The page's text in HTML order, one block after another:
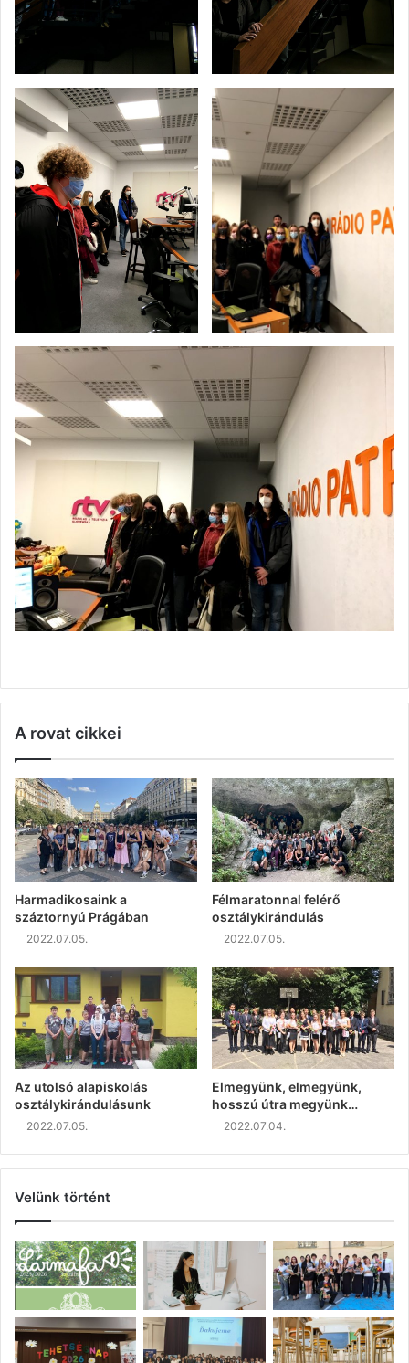
A rovat cikkei
Harmadikosaink a
száztornyú Prágában
2022.07.05.
Félmaratonnal felérő
osztálykirándulás
2022.07.05.
Az utolsó alapiskolás
osztálykirándulásunk
2022.07.05.
Elmegyünk, elmegyünk,
hosszú útra megyünk…
2022.07.04.
Velünk történt